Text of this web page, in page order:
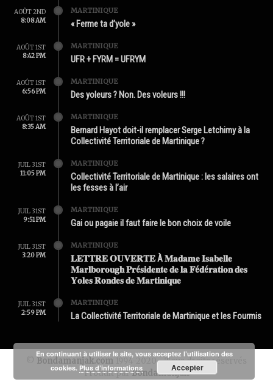
AOÛT 2ND
8:08 AM
MARTINIQUE
« Ferme ta d’yole »
AOÛT 1ST
8:42 PM
MARTINIQUE
UFR + FYRM = UFRYM
AOÛT 1ST
6:56 PM
MARTINIQUE
Des yoleurs ? Non. Des voleurs !!!
AOÛT 1ST
8:35 AM
MARTINIQUE
Bernard Hayot doit-il remplacer Serge Letchimy à la
Collectivité Territoriale de Martinique ?
JUIL 31ST
11:05 PM
MARTINIQUE
Collectivité Territoriale de Martinique : les salaires ont
les fesses à l’air
JUIL 31ST
9:51 PM
MARTINIQUE
Gai ou pagaie il faut faire le bon choix de voile
JUIL 31ST
3:20 PM
MARTINIQUE
𝐋𝐄𝐓𝐓𝐑𝐄 𝐎𝐔𝐕𝐄𝐑𝐓𝐄 À 𝐌𝐚𝐝𝐚𝐦𝐞 𝐈𝐬𝐚𝐛𝐞𝐥𝐥𝐞
𝐌𝐚𝐫𝐥𝐛𝐨𝐫𝐨𝐮𝐠𝐡 𝐏𝐫é𝐬𝐢𝐝𝐞𝐧𝐭𝐞 𝐝𝐞 𝐥𝐚 𝐅é𝐝é𝐫𝐚𝐭𝐢𝐨𝐧 𝐝𝐞𝐬
𝐘𝐨𝐥𝐞𝐬 𝐑𝐨𝐧𝐝𝐞𝐬 𝐝𝐞 𝐌𝐚𝐫𝐭𝐢𝐧𝐢𝐪𝐮𝐞
JUIL 31ST
2:59 PM
MARTINIQUE
La Collectivité Territoriale de Martinique et les Fourmis
Bondamanjak.com 1994-2020 - Tous droits réservés
Produit parBondamanjak
En continuant à utiliser le site, vous acceptez l’utilisation des
cookies. Plus d’informations Accepter